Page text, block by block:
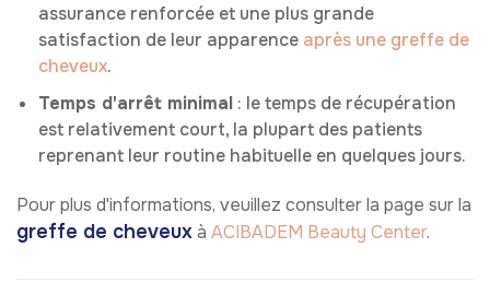
assurance renforcée et une plus grande
satisfaction de leur apparence après une greffe de
cheveux.
Temps d'arrêt minimal : le temps de récupération
est relativement court, la plupart des patients
reprenant leur routine habituelle en quelques jours.
Pour plus d'informations, veuillez consulter la page sur la
greffe de cheveuxà ACIBADEM Beauty Center.